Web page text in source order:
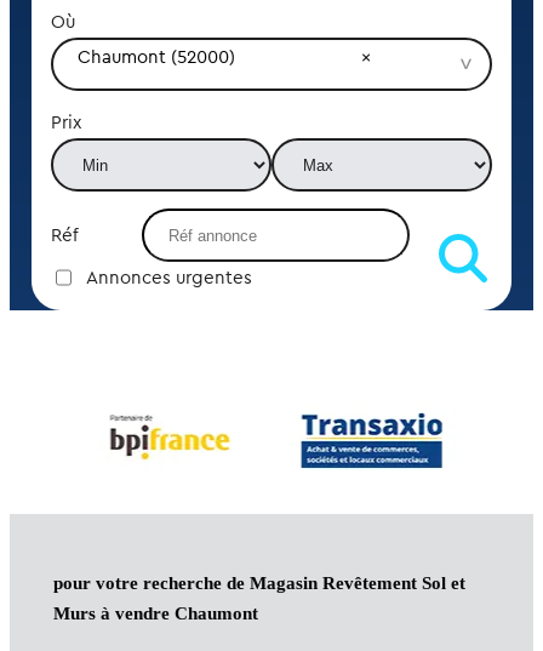
Où
Chaumont (52000)
Prix
Réf
Annonces urgentes
pour votre recherche de Magasin Revêtement Sol et
Murs à vendre Chaumont